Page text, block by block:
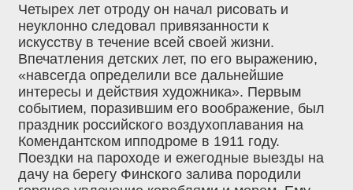
Четырех лет отроду он начал рисовать и
неуклонно следовал привязанности к
искусству в течение всей своей жизни.
Впечатления детских лет, по его выражению,
«навсегда определили все дальнейшие
интересы и действия художника». Первым
событием, поразившим его воображение, был
праздник российского воздухоплавания на
Комендантском ипподроме в 1911 году.
Поездки на пароходе и ежегодные выезды на
дачу на берегу Финского залива породили